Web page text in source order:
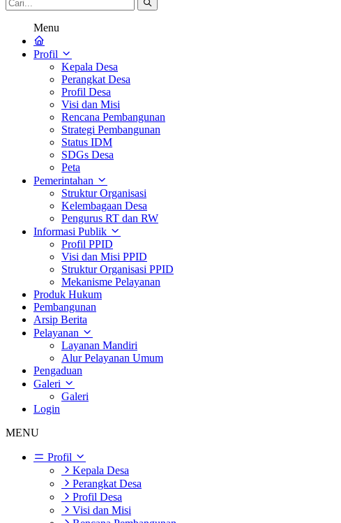
Menu
Profil
Kepala Desa
Perangkat Desa
Profil Desa
Visi dan Misi
Rencana Pembangunan
Strategi Pembangunan
Status IDM
SDGs Desa
Peta
Pemerintahan
Struktur Organisasi
Kelembagaan Desa
Pengurus RT dan RW
Informasi Publik
Profil PPID
Visi dan Misi PPID
Struktur Organisasi PPID
Mekanisme Pelayanan
Produk Hukum
Pembangunan
Arsip Berita
Pelayanan
Layanan Mandiri
Alur Pelayanan Umum
Pengaduan
Galeri
Galeri
Login
MENU
Profil
Kepala Desa
Perangkat Desa
Profil Desa
Visi dan Misi